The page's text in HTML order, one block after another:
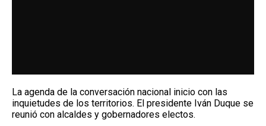
La agenda de la conversación nacional inicio con las
inquietudes de los territorios. El presidente Iván Duque se
reunió con alcaldes y gobernadores electos.